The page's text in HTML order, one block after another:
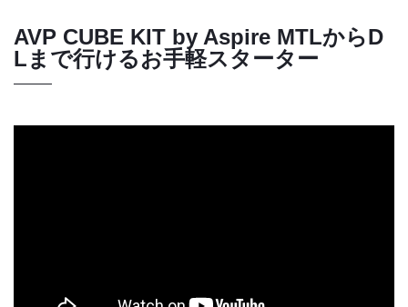
AVP CUBE KIT by Aspire MTLからD
Lまで行けるお手軽スターター